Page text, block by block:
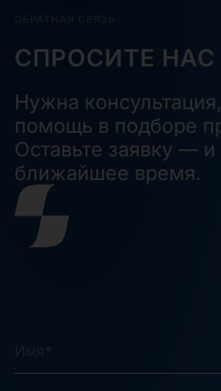
СПРОСИТЕ НАС
Нужна
помощь в подборе
Оставьте заявку —
ближайшее время.